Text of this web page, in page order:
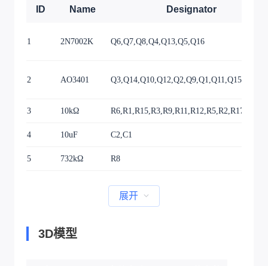
ID Name Designator
1 2N7002K Q6,Q7,Q8,Q4,Q13,Q5,Q16
2 AO3401 Q3,Q14,Q10,Q12,Q2,Q9,Q1,Q11,Q15
3 10kΩ
4 10uF C2,C1
5 732kΩ R8
展开
3D模型